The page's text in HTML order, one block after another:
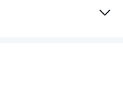
не даст вашему